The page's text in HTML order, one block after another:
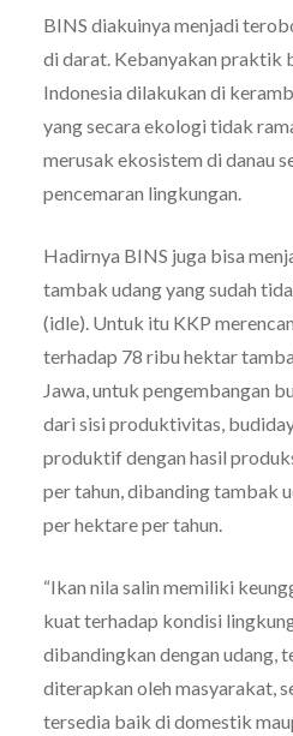
BINS diakuinya menjadi
di darat. Kebanyakan praktik
Indonesia dilakukan di
yang secara ekologi tidak
merusak ekosistem di danau
pencemaran lingkungan.
Hadirnya BINS juga bisa
tambak udang yang sudah
(idle). Untuk itu KKP
terhadap 78 ribu hektar
Jawa, untuk pengembangan
dari sisi produktivitas,
produktif dengan hasil
per tahun, dibanding tambak
per hektare per tahun.
“Ikan nila salin memiliki
kuat terhadap kondisi
dibandingkan dengan udang,
diterapkan oleh masyarakat,
tersedia baik di domestik